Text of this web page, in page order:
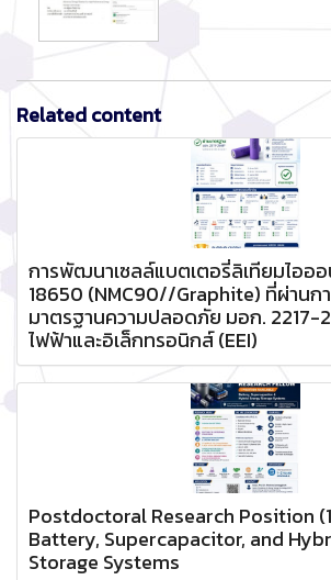
Related content
การพัฒนาเซลล์แบตเตอรี่ลิเทียมไออ
18650 (NMC90//Graphite) ที่ผ่านก
มาตรฐานความปลอดภัย มอก. 2217-
ไฟฟ้าและอิเล็กทรอนิกส์ (EEI)
Postdoctoral Research Position
Battery, Supercapacitor, and
Storage Systems